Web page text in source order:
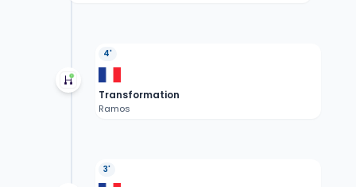
4'
Transformation
Ramos
3'